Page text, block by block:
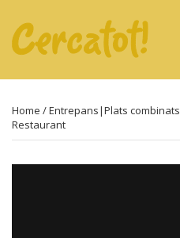
Home /Entrepans|Plats combinats
Restaurant